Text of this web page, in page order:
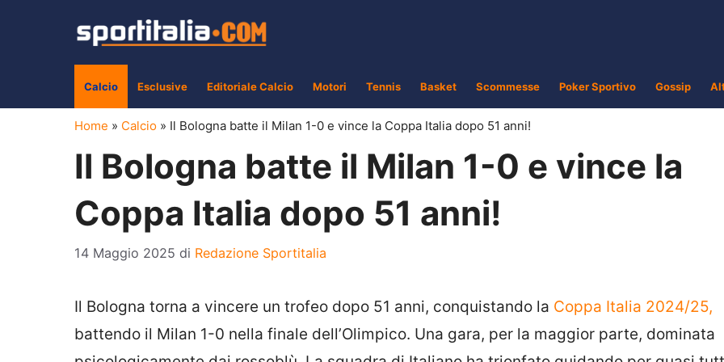
Calcio Esclusive Editoriale Calcio Motori Tennis Basket Scommesse Poker Sportivo Gossip
Home » Calcio » Il Bologna batte il Milan 1-0 e vince la Coppa Italia dopo 51 anni!
Il Bologna batte il Milan 1-0 e vince la
Coppa Italia dopo 51 anni!
14 Maggio 2025 di Redazione Sportitalia
Il Bologna torna a vincere un trofeo dopo 51 anni, conquistando la Coppa Italia 2024/25,
battendo il Milan 1-0 nella finale dell’Olimpico. Una gara, per la maggior parte, dominata